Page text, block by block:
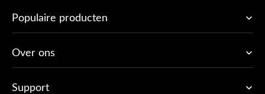
Populaire producten
Over ons
Support